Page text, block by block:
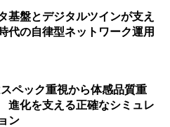
基盤とデジタルツインが支え
代の自律型ネットワーク運用
ペック重視から体感品質重
化を支える正確なシミュレ
ン